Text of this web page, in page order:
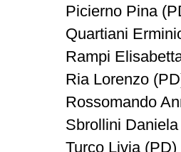
Picierno Pina
Quartiani
Rampi
Ria Lorenzo
Rossomando
Sbrollini
Turco Livia